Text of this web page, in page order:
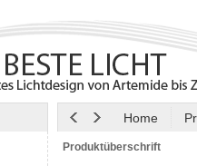
Home
Produktüberschrift